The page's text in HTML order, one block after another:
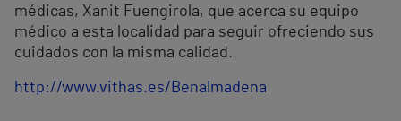
médicas, Xanit Fuengirola, que acerca su equipo
médico a esta localidad para seguir ofreciendo sus
cuidados con la misma calidad.
http://www.vithas.es/Benalmadena